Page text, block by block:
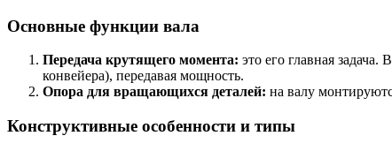
Основные функции вала
Передача крутящего момента: это его главная
конвейера), передавая мощность.
Опора для вращающихся деталей: на валу
Конструктивные особенности и типы